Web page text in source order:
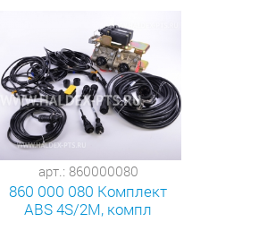
арт.: 860000080
860 000 080 Комплект
АBS 4S/2M, компл